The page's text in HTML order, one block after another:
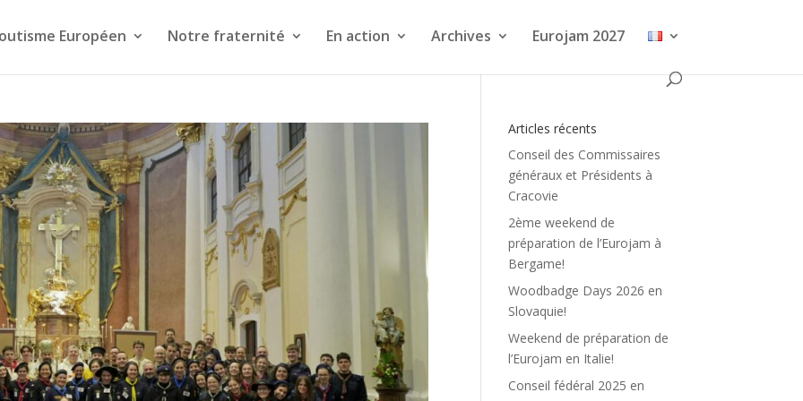
Européen Notre fraternité En action Archives Eurojam 2027
Articles récents
Conseil des Commissaires
généraux et Présidents à
Cracovie
2ème weekend de
préparation de l’Eurojam à
Bergame!
Woodbadge Days 2026 en
Slovaquie!
Weekend de préparation de
l’Eurojam en Italie!
Conseil fédéral 2025 en